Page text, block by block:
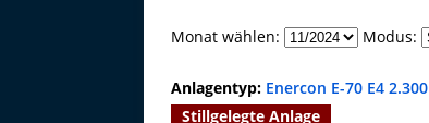
Monat wählen: Modus:
Anlagentyp: Enercon E-70 E4 2.300
Stillgelegte Anlage